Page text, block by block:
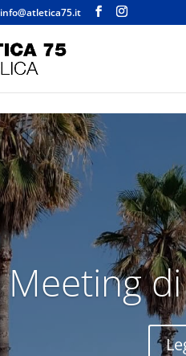
info@atletica75.it
Meeting